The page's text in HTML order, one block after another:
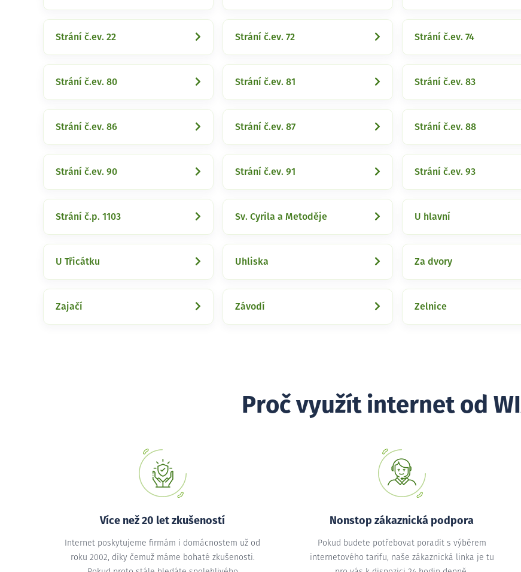
Strání č.ev. 22 Strání č.ev. 72 Strání č.ev. 74
Strání č.ev. 80 Strání č.ev. 81 Strání č.ev. 83
Strání č.ev. 86 Strání č.ev. 87 Strání č.ev. 88
Strání č.ev. 90 Strání č.ev. 91 Strání č.ev. 93
Strání č.p. 1103 Sv. Cyrila a Metoděje U hlavní
U Třicátku Uhliska Za dvory
Zajačí Závodí Zelnice
Proč využít internet od
Více než 20 let zkušeností
Internet poskytujeme firmám i domácnostem už od
roku 2002, díky čemuž máme bohaté zkušenosti.
Nonstop zákaznická podpora
Pokud budete potřebovat poradit s výběrem
internetového tarifu, naše zákaznická linka je tu